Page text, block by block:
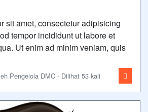
sit amet, consectetur adipisicing
tempor incididunt ut labore et
Ut enim ad minim veniam, quis
Pengelola DMC - Dilihat 53 kali